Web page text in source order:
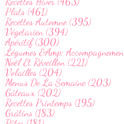
Plats (461)
Recettes Automne (395)
Végetarien (394)
Apéritif (300)
Légumes &Amp;
Noël Et Réveillon (221)
Volailles (204)
Menus De La Semaine (203)
Gâteaux (202)
Recettes Printemps (195)
Grâtins (183)